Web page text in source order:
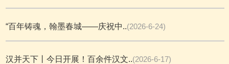
“百年铸魂，翰墨春城——庆祝中..(2026-6-24)
汉并天下丨今日开展！百余件汉文..(2026-6-17)